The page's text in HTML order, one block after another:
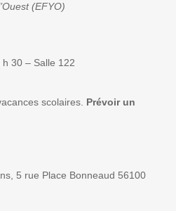
(EFYO)
30 – Salle 122
scolaires. Prévoir un
5 rue Place Bonneaud 56100